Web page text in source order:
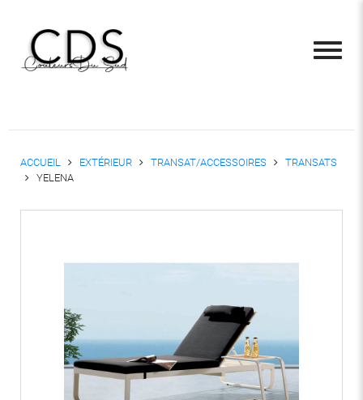
ACCUEIL EXTÉRIEUR TRANSAT/ACCESSOIRES
TRANSATS
YELENA